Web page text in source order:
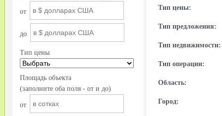
от
до
Тип цены
Площадь объекта
(заполните оба поля - от и до)
от
Тип цены:
Тип предложения:
Тип недвижимости:
Тип операции:
Область:
Город: